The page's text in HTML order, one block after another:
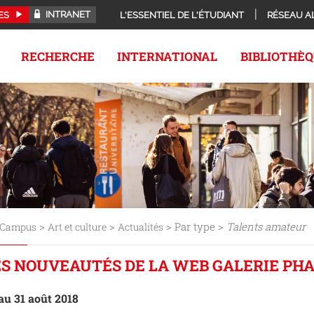
INTRANET L'ESSENTIEL DE L'ÉTUDIANT RÉSEAU
RECHERCHE INTERNATIONAL
> Art et culture> Actualités > Par type > Talents amateur
NOUVEAUTÉS DE LA WEB GALERIE
31 août 2018